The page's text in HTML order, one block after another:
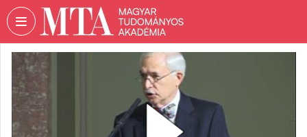
Fejléc kihagyása Menü kihagyása Tartalom kihagyása
MAGYAR
TUDOMÁNYOS
AKADÉMIA